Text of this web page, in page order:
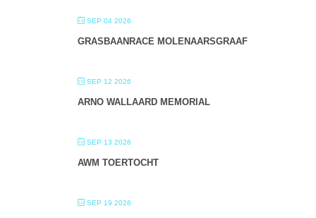
SEP 04 2026
GRASBAANRACE MOLENAARSGRAAF
SEP 12 2026
ARNO WALLAARD MEMORIAL
SEP 13 2026
AWM TOERTOCHT
SEP 19 2026